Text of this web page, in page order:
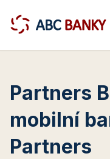
Partners
mobilní
Partners